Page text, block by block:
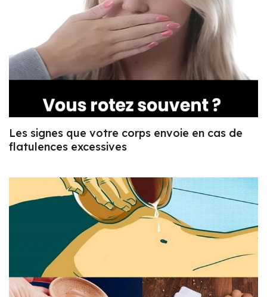
Les signes que votre corps envoie en cas de
flatulences excessives